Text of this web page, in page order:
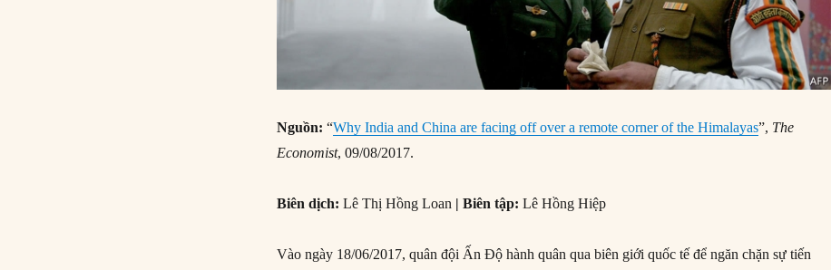
Nguồn: “Why India and China are facing off over a remote corner of the Himalayas”, The
Economist, 09/08/2017.
Biên dịch:Lê Thị Hồng Loan | Biên tập:Lê Hồng Hiệp
Vào ngày 18/06/2017, quân đội Ấn Độ hành quân qua biên giới quốc tế để ngăn chặn sự tiến